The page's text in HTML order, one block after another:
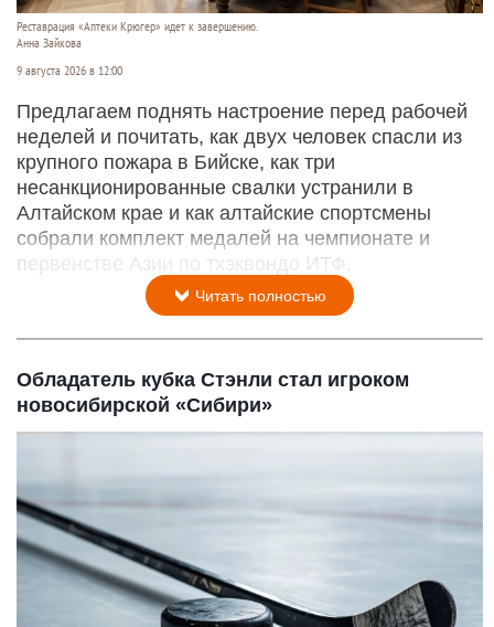
Реставрация «Аптеки Крюгер» идет к завершению.
Анна Зайкова
9 августа 2026 в 12:00
Предлагаем поднять настроение перед рабочей
неделей и почитать, как двух человек спасли из
крупного пожара в Бийске, как три
несанкционированные свалки устранили в
Алтайском крае и как алтайские спортсмены
собрали комплект медалей на чемпионате и
первенстве Азии по тхэквондо ИТФ.
Читать полностью
Обладатель кубка Стэнли стал игроком
новосибирской «Сибири»